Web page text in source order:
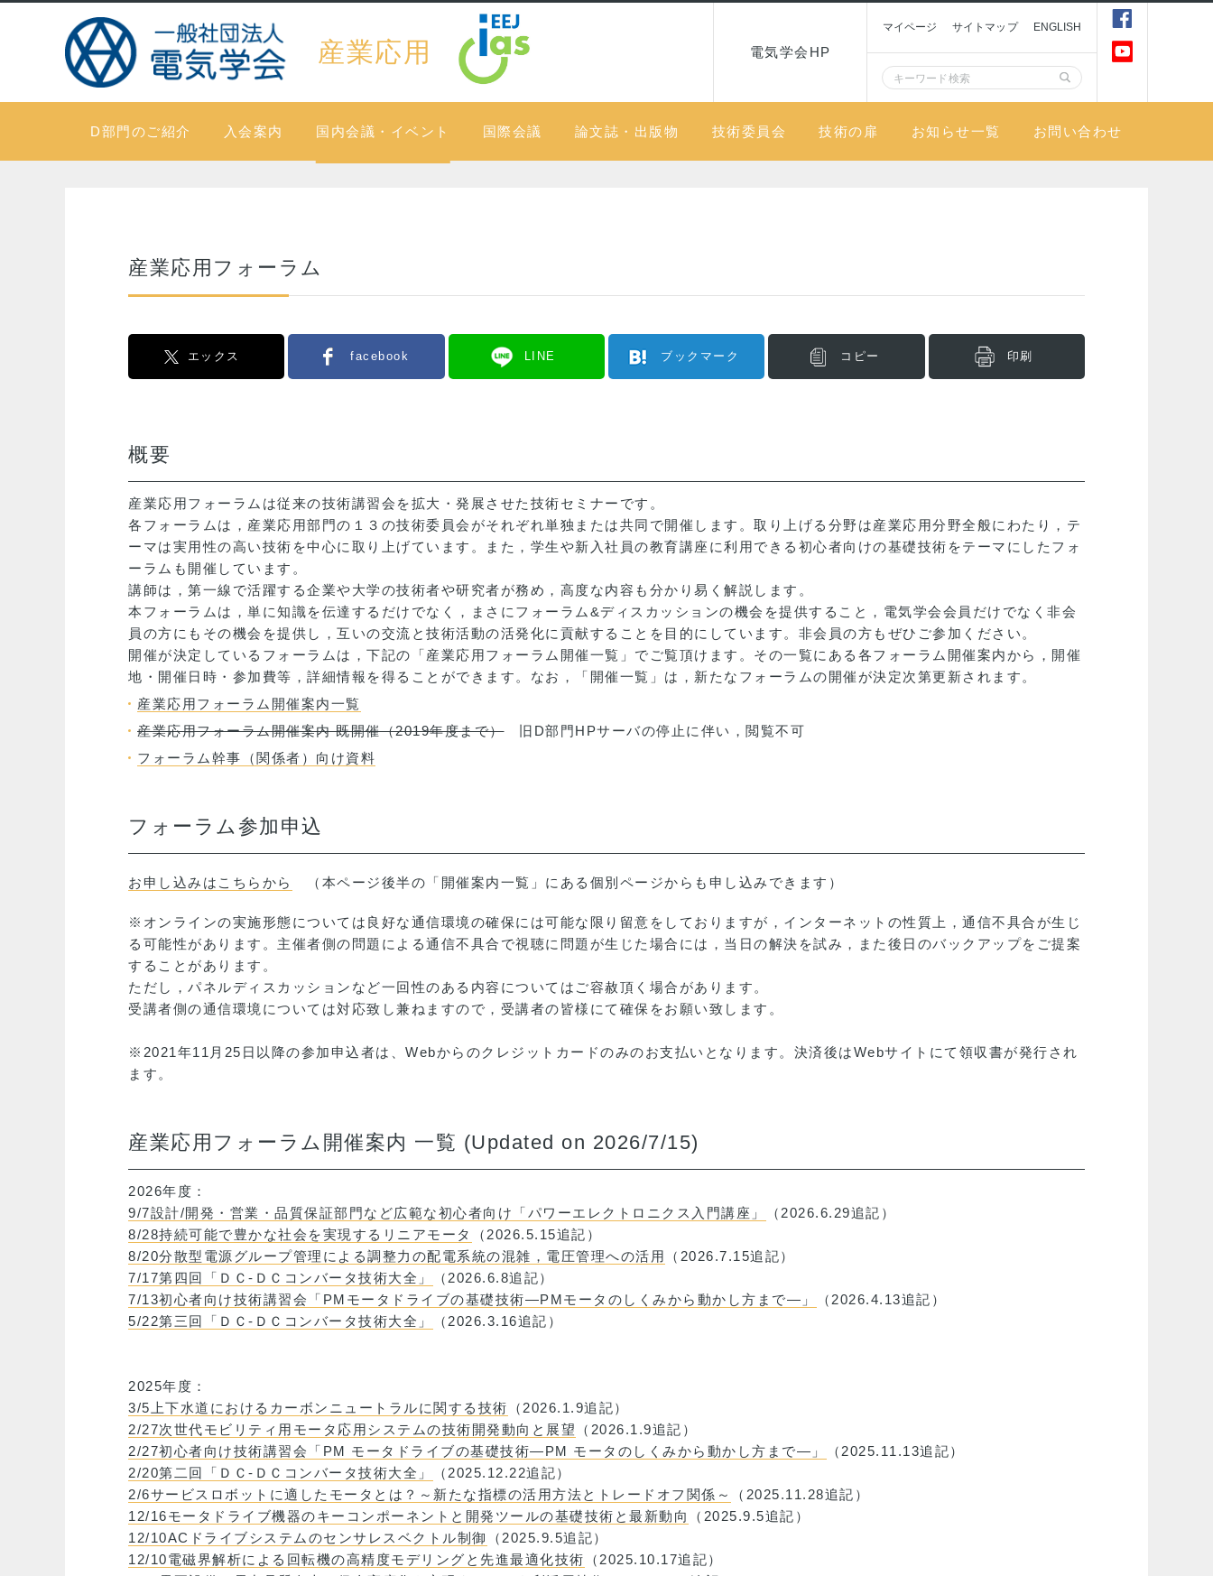
産業応用 電気学会HP
マイページ サイトマップ ENGLISH
D部門のご紹介 入会案内 国内会議・イベント 国際会議 論文誌・出版物 技術委員会 技術の扉 お知らせ一覧 お問い合わせ
産業応用フォーラム
エックス facebook LINE ブックマーク コピー 印刷
概要
産業応用フォーラムは従来の技術講習会を拡大・発展させた技術セミナーです。
各フォーラムは，産業応用部門の１３の技術委員会がそれぞれ単独または共同で開催します。取り上げる分野は産業応用分野全般にわたり，テ
ーマは実用性の高い技術を中心に取り上げています。また，学生や新入社員の教育講座に利用できる初心者向けの基礎技術をテーマにしたフォ
ーラムも開催しています。
講師は，第一線で活躍する企業や大学の技術者や研究者が務め，高度な内容も分かり易く解説します。
本フォーラムは，単に知識を伝達するだけでなく，まさにフォーラム&ディスカッションの機会を提供すること，電気学会会員だけでなく非会
員の方にもその機会を提供し，互いの交流と技術活動の活発化に貢献することを目的にしています。非会員の方もぜひご参加ください。
開催が決定しているフォーラムは，下記の「産業応用フォーラム開催一覧」でご覧頂けます。その一覧にある各フォーラム開催案内から，開催
地・開催日時・参加費等，詳細情報を得ることができます。なお，「開催一覧」は，新たなフォーラムの開催が決定次第更新されます。
産業応用フォーラム開催案内一覧
産業応用フォーラム開催案内 既開催（2019年度まで）旧D部門HPサーバの停止に伴い，閲覧不可
フォーラム幹事（関係者）向け資料
フォーラム参加申込
お申し込みはこちらから （本ページ後半の「開催案内一覧」にある個別ページからも申し込みできます）
※オンラインの実施形態については良好な通信環境の確保には可能な限り留意をしておりますが，インターネットの性質上，通信不具合が生じ
る可能性があります。主催者側の問題による通信不具合で視聴に問題が生じた場合には，当日の解決を試み，また後日のバックアップをご提案
することがあります。
ただし，パネルディスカッションなど一回性のある内容についてはご容赦頂く場合があります。
受講者側の通信環境については対応致し兼ねますので，受講者の皆様にて確保をお願い致します。
※2021年11月25日以降の参加申込者は、Webからのクレジットカードのみのお支払いとなります。決済後はWebサイトにて領収書が発行され
ます。
産業応用フォーラム開催案内 一覧 (Updated on 2026/7/15)
2026年度：
9/7設計/開発・営業・品質保証部門など広範な初心者向け「パワーエレクトロニクス入門講座」
（2026.6.29追記）
8/28持続可能で豊かな社会を実現するリニアモータ
（2026.5.15追記）
8/20分散型電源グループ管理による調整力の配電系統の混雑，電圧管理への活用
（2026.7.15追記）
7/17第四回「ＤＣ-ＤＣコンバータ技術大全」
（2026.6.8追記）
7/13初心者向け技術講習会「PMモータドライブの基礎技術―PMモータのしくみから動かし方まで―」
（2026.4.13追記）
5/22第三回「ＤＣ-ＤＣコンバータ技術大全」
（2026.3.16追記）
2025年度：
3/5上下水道におけるカーボンニュートラルに関する技術 （2026.1.9追記）
2/27次世代モビリティ用モータ応用システムの技術開発動向と展望
（2026.1.9追記）
2/27初心者向け技術講習会「PM モータドライブの基礎技術―PM モータのしくみから動かし方まで―」
（2025.11.13追記）
2/20第二回「ＤＣ-ＤＣコンバータ技術大全」
（2025.12.22追記）
2/6サービスロボットに適したモータとは？～新たな指標の活用方法とトレードオフ関係～
（2025.11.28追記）
12/16モータドライブ機器のキーコンポーネントと開発ツールの基礎技術と最新動向
（2025.9.5追記）
12/10ACドライブシステムのセンサレスベクトル制御
（2025.9.5追記）
12/10電磁界解析による回転機の高精度モデリングと先進最適化技術 （2025.10.17追記）